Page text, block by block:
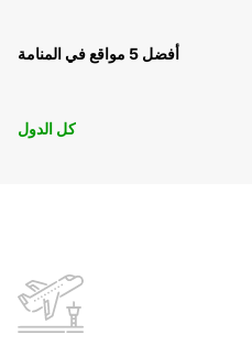
أفضل 5 مواقع في المنامة
كل الدول